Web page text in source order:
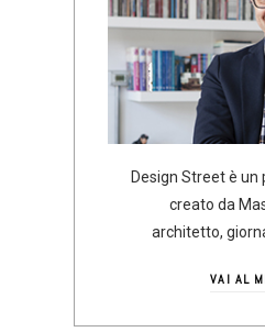
Design Street è
creato da
architetto,
VAI AL